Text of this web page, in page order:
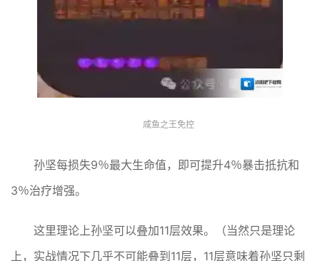
咸鱼之王免控
孙坚每损失9％最大生命值，即可提升4％暴击抵抗和
3％治疗增强。
这里理论上孙坚可以叠加11层效果。（当然只是理论
上，实战情况下几乎不可能叠到11层，11层意味着孙坚只剩